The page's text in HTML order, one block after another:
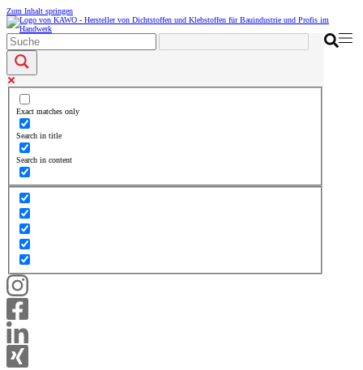
Zum Inhalt springen
Exact matches only
Search in title
Search in content